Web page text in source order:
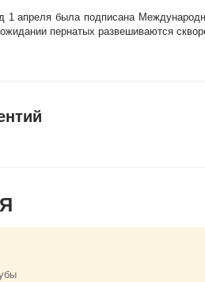
1 апреля была подписана
пернатых развешиваются